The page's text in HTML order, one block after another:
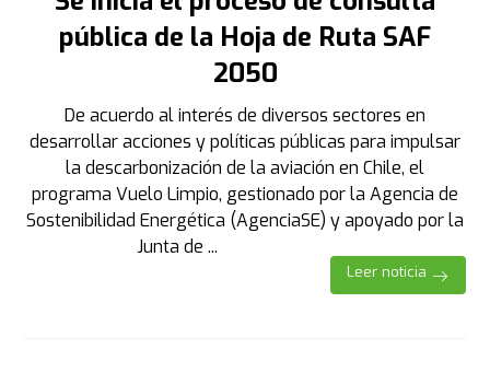
pública de la Hoja de Ruta SAF
2050
De acuerdo al interés de diversos sectores en
desarrollar acciones y políticas públicas para impulsar
la descarbonización de la aviación en Chile, el
programa Vuelo Limpio, gestionado por la Agencia de
Sostenibilidad Energética (AgenciaSE) y apoyado por la
Junta de ...
Leer noticia